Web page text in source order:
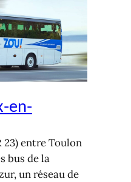
en-
23) entre Toulon
bus de la
un réseau de